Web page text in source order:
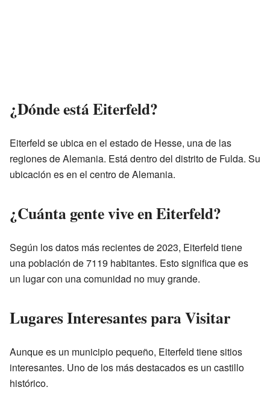
¿Dónde está Eiterfeld?
Eiterfeld se ubica en el estado de Hesse, una de las
regiones de Alemania. Está dentro del distrito de Fulda. Su
ubicación es en el centro de Alemania.
¿Cuánta gente vive en Eiterfeld?
Según los datos más recientes de 2023, Eiterfeld tiene
una población de 7119 habitantes. Esto significa que es
un lugar con una comunidad no muy grande.
Lugares Interesantes para Visitar
Aunque es un municipio pequeño, Eiterfeld tiene sitios
interesantes. Uno de los más destacados es un castillo
histórico.